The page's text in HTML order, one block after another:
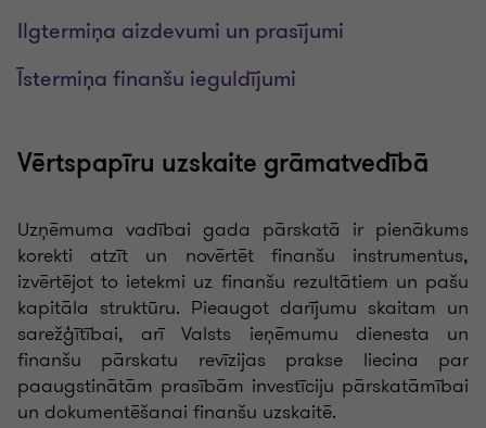
Ilgtermiņa aizdevumi un prasījumi
Īstermiņa finanšu ieguldījumi
Vērtspapīru uzskaite grāmatvedībā
Uzņēmuma vadībai gada pārskatā ir pienākums
korekti atzīt un novērtēt finanšu instrumentus,
izvērtējot to ietekmi uz finanšu rezultātiem un pašu
kapitāla struktūru. Pieaugot darījumu skaitam un
sarežģītībai, arī Valsts ieņēmumu dienesta un
finanšu pārskatu revīzijas prakse liecina par
paaugstinātām prasībām investīciju pārskatāmībai
un dokumentēšanai finanšu uzskaitē.